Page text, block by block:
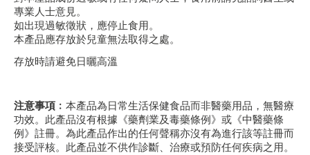
專業人士意見。
如出現過敏徵狀，應停止食用。
本產品應存放於兒童無法取得之處。
存放時請避免日曬高溫
注意事項﹕ 本產品為日常生活保健食品而非醫藥用品，無醫療
功效。此產品沒有根據《藥劑業及毒藥條例》或《中醫藥條
例》註冊。為此產品作出的任何聲稱亦沒有為進行該等註冊而
接受評核。此產品並不供作診斷、治療或預防任何疾病之用。